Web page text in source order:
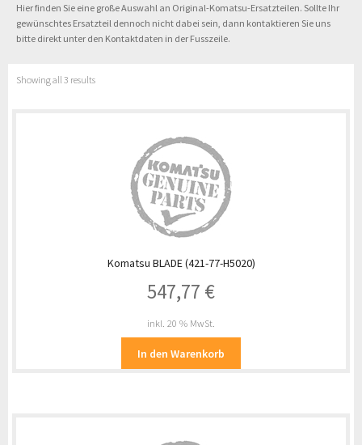
Hier finden Sie eine große Auswahl an Original-Komatsu-Ersatzteilen. Sollte Ihr
gewünschtes Ersatzteil dennoch nicht dabei sein, dann kontaktieren Sie uns
bitte direkt unter den Kontaktdaten in der Fusszeile.
Showing all 3 results
Komatsu BLADE (421-77-H5020)
547,77 €
inkl. 20 % MwSt.
In den Warenkorb